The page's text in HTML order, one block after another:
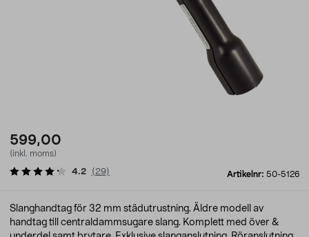
599,00
(inkl. moms)
Artikelnr: 50-5126
4.2 ( 29)
Slanghandtag för 32 mm städutrustning. Äldre modell av
handtag till centraldammsugare slang. Komplett med över &